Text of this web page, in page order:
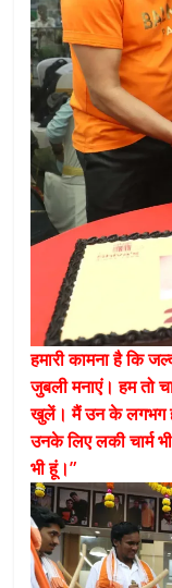
हमारी कामना है कि
जुबली मनाएं। हम तो
खुलें। मैं उन के लगभग
उनके लिए लकी चार्म
भी हूं।”